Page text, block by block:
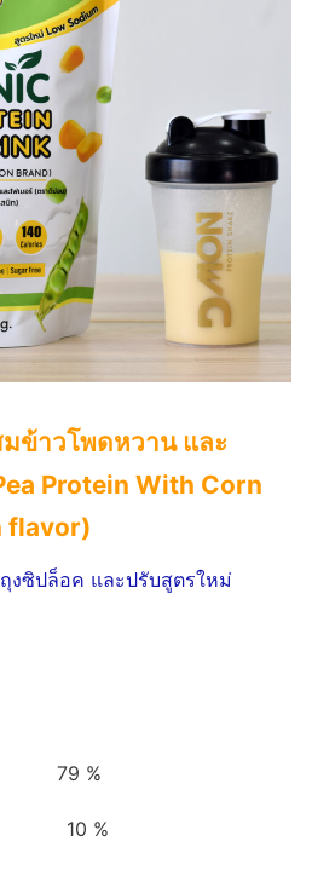
ข้าวโพดหวาน และ
Protein With Corn
flavor)
งซิปล็อค และปรับสูตรใหม่
ง 79 %
ด 10 %